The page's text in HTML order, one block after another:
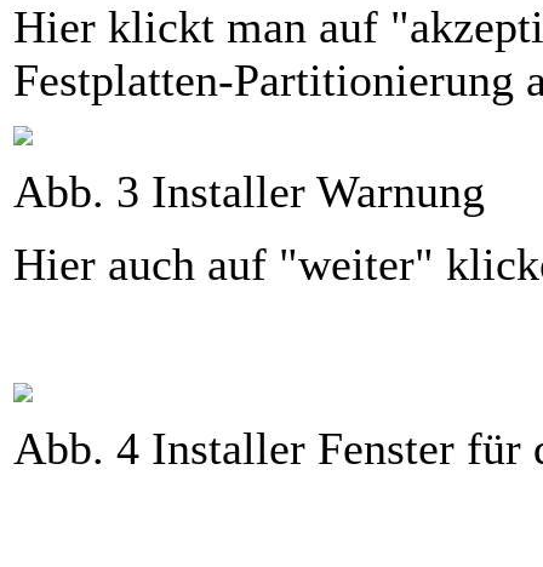
Hier klickt man auf
Festplatten-Partitionierung
Abb. 3 Installer Warnung
Hier auch auf "weiter"
Abb. 4 Installer Fenster für